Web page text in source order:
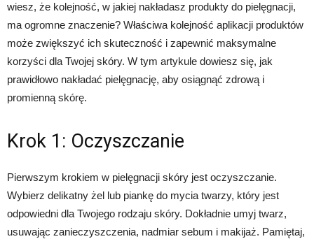
wiesz, że kolejność, w jakiej nakładasz produkty do pielęgnacji,
ma ogromne znaczenie? Właściwa kolejność aplikacji produktów
może zwiększyć ich skuteczność i zapewnić maksymalne
korzyści dla Twojej skóry. W tym artykule dowiesz się, jak
prawidłowo nakładać pielęgnację, aby osiągnąć zdrową i
promienną skórę.
Krok 1: Oczyszczanie
Pierwszym krokiem w pielęgnacji skóry jest oczyszczanie.
Wybierz delikatny żel lub piankę do mycia twarzy, który jest
odpowiedni dla Twojego rodzaju skóry. Dokładnie umyj twarz,
usuwając zanieczyszczenia, nadmiar sebum i makijaż. Pamiętaj,